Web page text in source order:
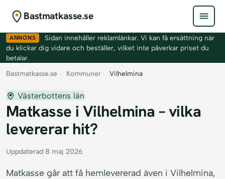
Bastmatkasse.se
ANNONS
Sidan innehåller reklamlänkar. Vi kan få ersättning när
du klickar dig vidare och beställer, vilket inte påverkar priset du
betalar.
Bastmatkasse.se › Kommuner › Vilhelmina
Västerbottens län
Matkasse i Vilhelmina – vilka
levererar hit?
Uppdaterad 8 maj 2026
Matkasse går att få hemlevererad även i Vilhelmina,